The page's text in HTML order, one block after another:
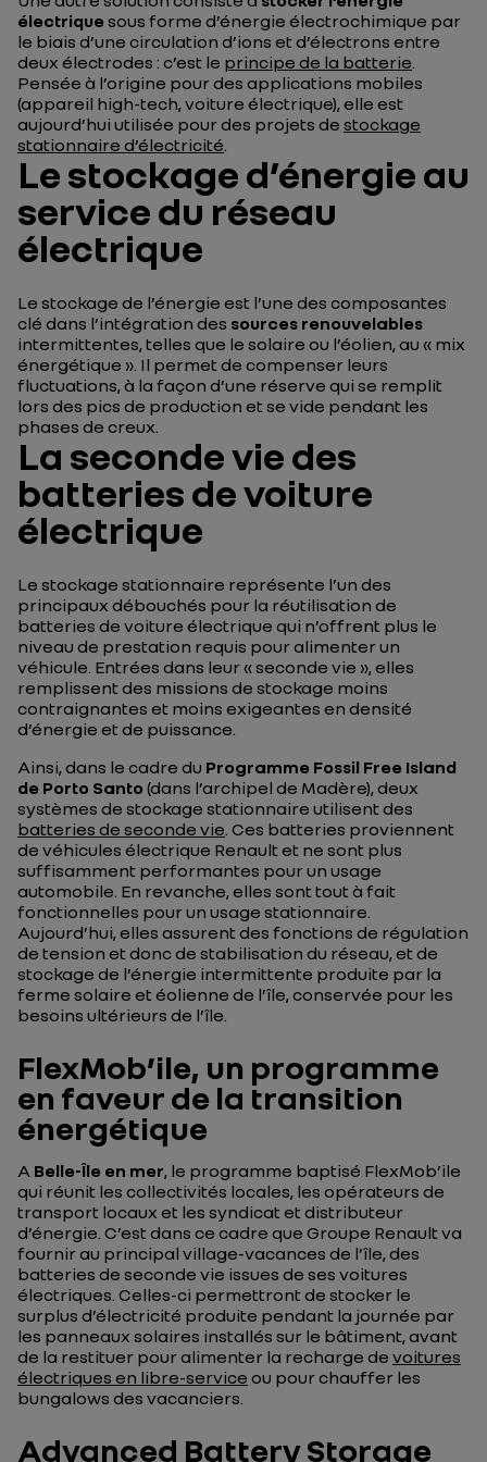
électrique sous forme d’énergie électrochimique par
le biais d’une circulation d’ions et d’électrons entre
deux électrodes : c’est le principe de la batterie.
Pensée à l’origine pour des applications mobiles
(appareil high-tech, voiture électrique), elle est
aujourd’hui utilisée pour des projets de stockage
stationnaire d’électricité.
Le stockage d’énergie au
service du réseau
électrique
Le stockage de l’énergie est l’une des composantes
clé dans l’intégration des sources renouvelables
intermittentes, telles que le solaire ou l’éolien, au « mix
énergétique ». Il permet de compenser leurs
fluctuations, à la façon d’une réserve qui se remplit
lors des pics de production et se vide pendant les
phases de creux.
La seconde vie des
batteries de voiture
électrique
Le stockage stationnaire représente l’un des
principaux débouchés pour la réutilisation de
batteries de voiture électrique qui n’offrent plus le
niveau de prestation requis pour alimenter un
véhicule. Entrées dans leur « seconde vie », elles
remplissent des missions de stockage moins
contraignantes et moins exigeantes en densité
d’énergie et de puissance.
Ainsi, dans le cadre du Programme Fossil Free Island
de Porto Santo (dans l’archipel de Madère), deux
systèmes de stockage stationnaire utilisent des
batteries de seconde vie. Ces batteries proviennent
de véhicules électrique Renault et ne sont plus
suffisamment performantes pour un usage
automobile. En revanche, elles sont tout à fait
fonctionnelles pour un usage stationnaire.
Aujourd’hui, elles assurent des fonctions de régulation
de tension et donc de stabilisation du réseau, et de
stockage de l’énergie intermittente produite par la
ferme solaire et éolienne de l’île, conservée pour les
besoins ultérieurs de l’île.
FlexMob’ile, un programme
en faveur de la transition
énergétique
A Belle-Île en mer, le programme baptisé FlexMob’ile
qui réunit les collectivités locales, les opérateurs de
transport locaux et les syndicat et distributeur
d’énergie. C’est dans ce cadre que Groupe Renault va
fournir au principal village-vacances de l’île, des
batteries de seconde vie issues de ses voitures
électriques. Celles-ci permettront de stocker le
surplus d’électricité produite pendant la journée par
les panneaux solaires installés sur le bâtiment, avant
de la restituer pour alimenter la recharge de voitures
électriques en libre-service ou pour chauffer les
bungalows des vacanciers.
Advanced Battery Storage